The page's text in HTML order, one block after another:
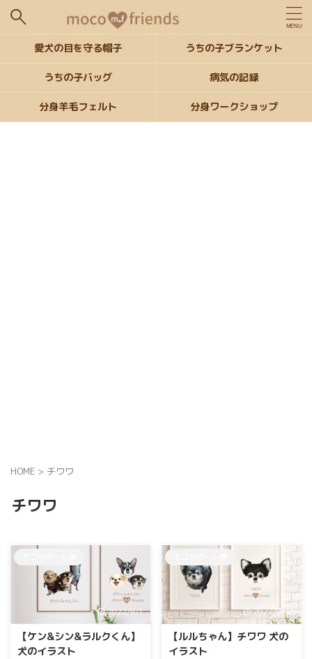
愛犬の目を守る帽子 うちの子ブランケット
うちの子バッグ 病気の記録
分身羊毛フェルト 分身ワークショップ
HOME > チワワ
チワワ
2022/9/1
【ケン&シン&ラルクくん】
犬のイラスト
2022/8/31
【ルルちゃん】チワワ 犬の
イラスト